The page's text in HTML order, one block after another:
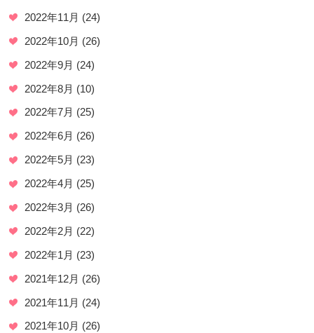
2022年11月 (24)
2022年10月 (26)
2022年9月 (24)
2022年8月 (10)
2022年7月 (25)
2022年6月 (26)
2022年5月 (23)
2022年4月 (25)
2022年3月 (26)
2022年2月 (22)
2022年1月 (23)
2021年12月 (26)
2021年11月 (24)
2021年10月 (26)